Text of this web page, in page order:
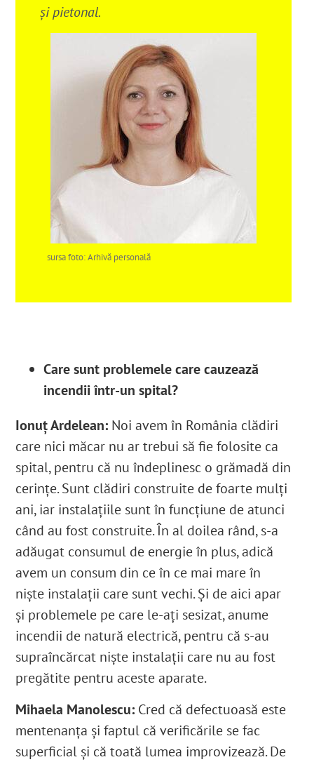
şi pietonal.
sursa foto: Arhivă personală
Care sunt problemele care cauzează
incendii într-un spital?
Ionuț Ardelean: Noi avem în România clădiri
care nici măcar nu ar trebui să fie folosite ca
spital, pentru că nu îndeplinesc o grămadă din
cerințe. Sunt clădiri construite de foarte mulți
ani, iar instalațiile sunt în funcțiune de atunci
când au fost construite. În al doilea rând, s-a
adăugat consumul de energie în plus, adică
avem un consum din ce în ce mai mare în
niște instalații care sunt vechi. Și de aici apar
și problemele pe care le-ați sesizat, anume
incendii de natură electrică, pentru că s-au
supraîncărcat niște instalații care nu au fost
pregătite pentru aceste aparate.
Mihaela Manolescu: Cred că defectuoasă este
mentenanța și faptul că verificările se fac
superficial și că toată lumea improvizează. De